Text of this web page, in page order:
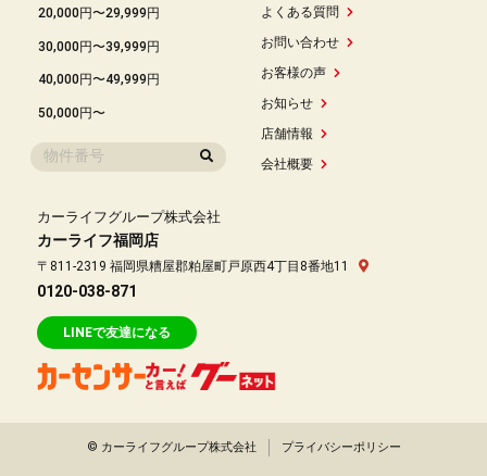
20,000円〜29,999円
30,000円〜39,999円
40,000円〜49,999円
50,000円〜
よくある質問
お問い合わせ
お客様の声
お知らせ
店舗情報
会社概要
カーライフグループ株式会社
カーライフ福岡店
〒811-2319 福岡県糟屋郡粕屋町戸原西4丁目8番地11
0120-038-871
LINEで友達になる
© カーライフグループ株式会社 プライバシーポリシー